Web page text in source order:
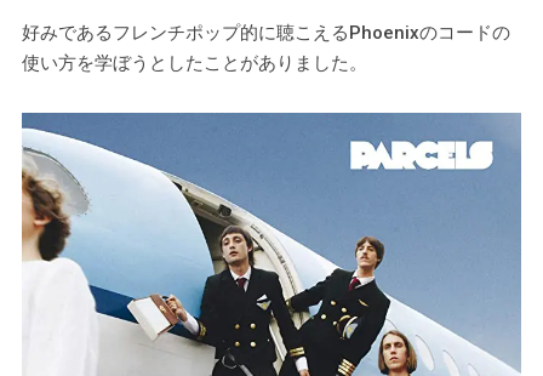
好みであるフレンチポップ的に聴こえるPhoenixのコードの
使い方を学ぼうとしたことがありました。